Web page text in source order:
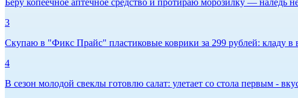
Беру копеечное аптечное средство и протираю морозилку — наледь
3
Скупаю в "Фикс Прайс" пластиковые коврики за 299 рублей: кладу в
4
В сезон молодой свеклы готовлю салат: улетает со стола первым -